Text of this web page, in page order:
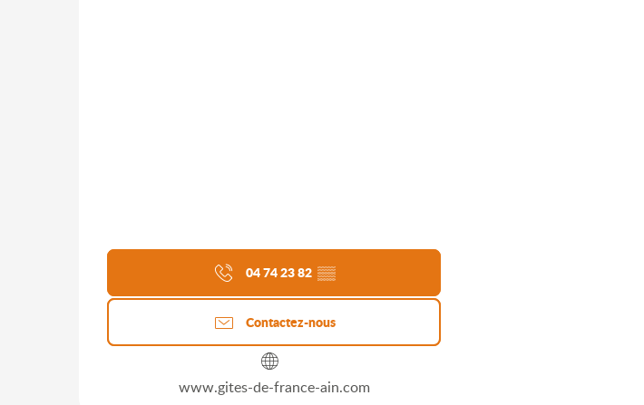
04 74 23 82 ▒▒
Contactez-nous
www.gites-de-france-ain.com